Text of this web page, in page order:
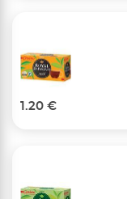
1.20 €